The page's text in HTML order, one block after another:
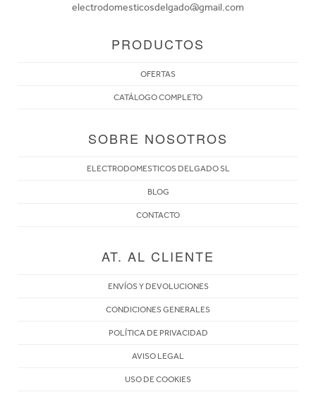
electrodomesticosdelgado@gmail.com
PRODUCTOS
OFERTAS
CATÁLOGO COMPLETO
SOBRE NOSOTROS
ELECTRODOMESTICOS DELGADO SL
BLOG
CONTACTO
AT. AL CLIENTE
ENVÍOS Y DEVOLUCIONES
CONDICIONES GENERALES
POLÍTICA DE PRIVACIDAD
AVISO LEGAL
USO DE COOKIES